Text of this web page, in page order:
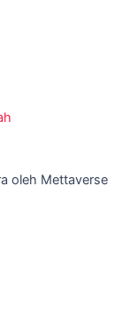
oleh Mettaverse